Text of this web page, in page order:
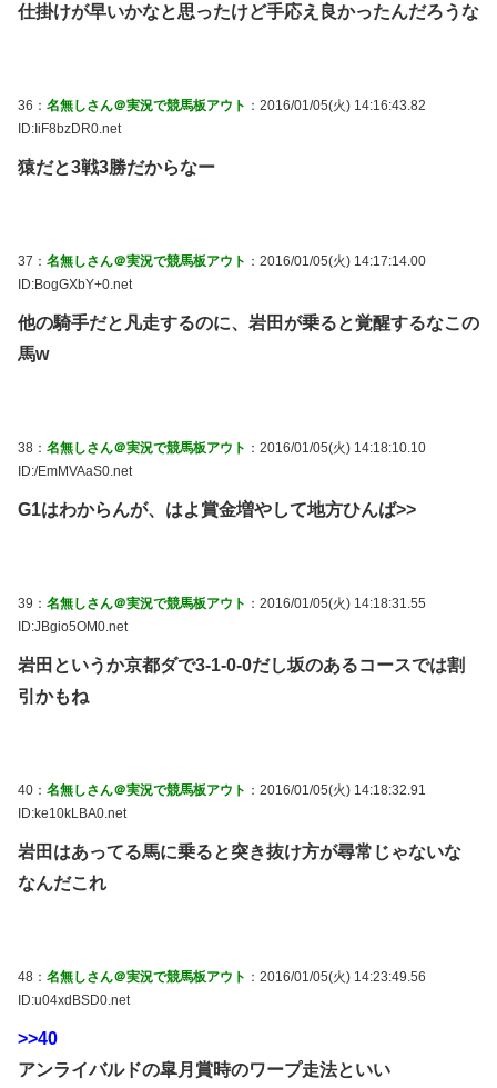
仕掛けが早いかなと思ったけど手応え良かったんだろうな
36： 名無しさん＠実況で競馬板アウト ：2016/01/05(火) 14:16:43.82
ID:IiF8bzDR0.net
猿だと3戦3勝だからなー
37： 名無しさん＠実況で競馬板アウト ：2016/01/05(火) 14:17:14.00
ID:BogGXbY+0.net
他の騎手だと凡走するのに、岩田が乗ると覚醒するなこの
馬w
38： 名無しさん＠実況で競馬板アウト ：2016/01/05(火) 14:18:10.10
ID:/EmMVAaS0.net
G1はわからんが、はよ賞金増やして地方ひんば>>
39： 名無しさん＠実況で競馬板アウト ：2016/01/05(火) 14:18:31.55
ID:JBgio5OM0.net
岩田というか京都ダで3-1-0-0だし坂のあるコースでは割
引かもね
40： 名無しさん＠実況で競馬板アウト ：2016/01/05(火) 14:18:32.91
ID:ke10kLBA0.net
岩田はあってる馬に乗ると突き抜け方が尋常じゃないな
なんだこれ
48： 名無しさん＠実況で競馬板アウト ：2016/01/05(火) 14:23:49.56
ID:u04xdBSD0.net
>>40
アンライバルドの皐月賞時のワープ走法といい